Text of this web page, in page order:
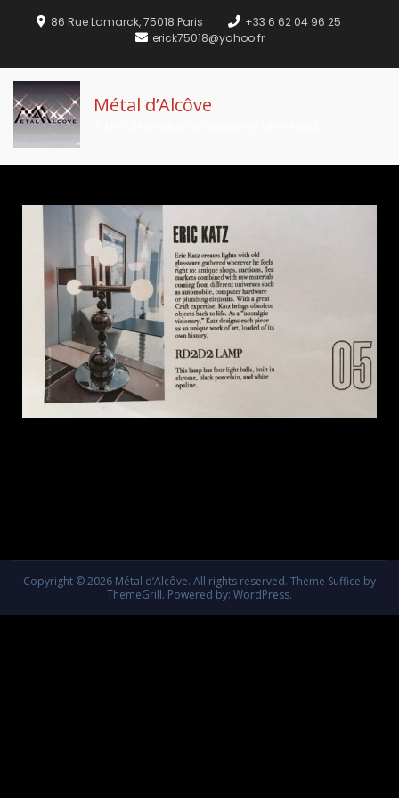
86 Rue Lamarck, 75018 Paris
+33 6 62 04 96 25
erick75018@yahoo.fr
Métal d’Alcôve
Copyright © 2026 Métal d’Alcôve. All rights reserved. Theme Suffice by
ThemeGrill. Powered by: WordPress.